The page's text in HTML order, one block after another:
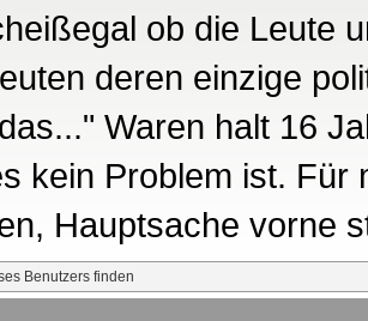
ob die Leute
deren einzige
Waren halt 16
kein Problem ist. Für
Hauptsache vorne